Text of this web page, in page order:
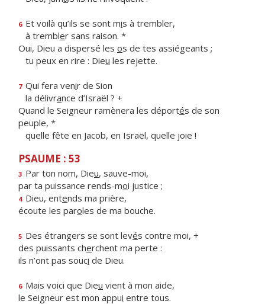
6 Et voilà qu’ils se sont mis à trembler,
à trembler sans raison. *
Oui, Dieu a dispersé les os de tes assiégeants ;
tu peux en rire : Dieu les rejette.
7 Qui fera venir de Sion
la délivrance d’Israël ? +
Quand le Seigneur ramènera les déportés de son
peuple, *
quelle fête en Jacob, en Israël, quelle joie !
PSAUME : 53
3 Par ton nom, Dieu, sauve-moi,
par ta puissance rends-moi justice ;
4 Dieu, entends ma prière,
écoute les paroles de ma bouche.
5 Des étrangers se sont levés contre moi, +
des puissants cherchent ma perte :
ils n’ont pas souci de Dieu.
6 Mais voici que Dieu vient à mon aide,
le Seigneur est mon appui entre tous.